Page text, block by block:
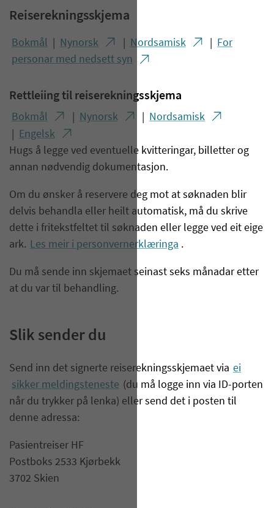
Reiserekningsskjema
Bokmål Nynorsk Nordsamisk
For
personar med nedsett syn
Rettleiing til reiserekningsskjema
Bokmål Nynorsk
Nordsamisk
Engelsk
Hugs å legge ved eventuelle kvitteringar, billetter og
annan nødvendig dokumentasjon.
Om du ønsker å reservere deg mot at søknaden blir
delvis behandla eller heilt automatisk, må du skrive
dette i fritekstfeltet til søknaden eller legge ved eit eige
ark. Les meir i personvernerklæringa .
Du må sende inn skjemaet seinast seks månadar etter
at du var til behandling.
Slik sender du
Send inn det signerte reiserekningsskjemaet via ei
sikker meldingsteneste (du må logge inn via ID-porten
når du trykker på lenka) eller send det i posten til
denne adressa:
Pasientreiser HF
Postboks 2533 Kjørbekk​
3702 Skien